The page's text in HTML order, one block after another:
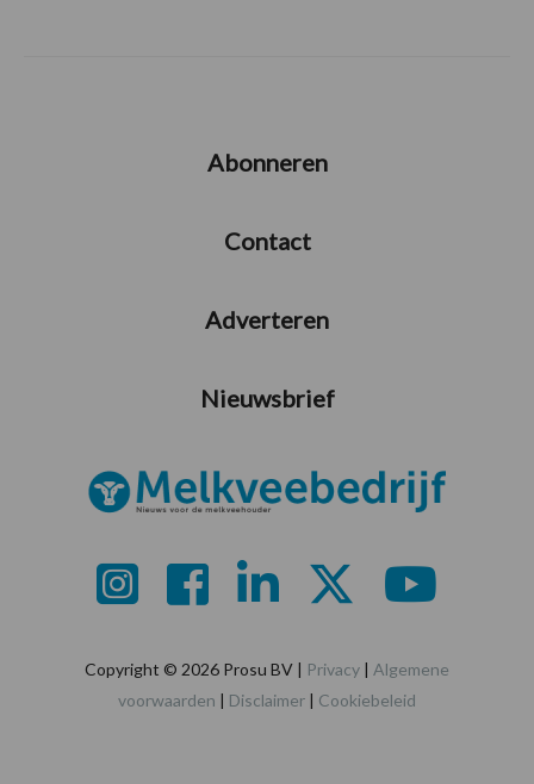
Abonneren
Contact
Adverteren
Nieuwsbrief
Copyright © 2026 Prosu BV | Privacy | Algemene
voorwaarden | Disclaimer | Cookiebeleid